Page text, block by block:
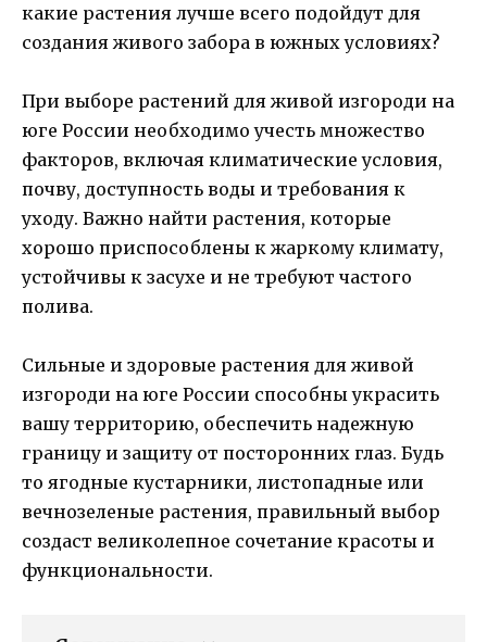
какие растения лучше всего подойдут для
создания живого забора в южных условиях?
При выборе растений для живой изгороди на
юге России необходимо учесть множество
факторов, включая климатические условия,
почву, доступность воды и требования к
уходу. Важно найти растения, которые
хорошо приспособлены к жаркому климату,
устойчивы к засухе и не требуют частого
полива.
Сильные и здоровые растения для живой
изгороди на юге России способны украсить
вашу территорию, обеспечить надежную
границу и защиту от посторонних глаз. Будь
то ягодные кустарники, листопадные или
вечнозеленые растения, правильный выбор
создаст великолепное сочетание красоты и
функциональности.